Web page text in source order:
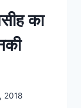
का
2018